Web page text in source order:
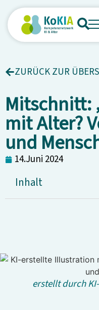
ZURÜCK ZUR
Mitschnitt:
mit Alter?
und
14.Juni 2024
Inhalt
erstellt durch